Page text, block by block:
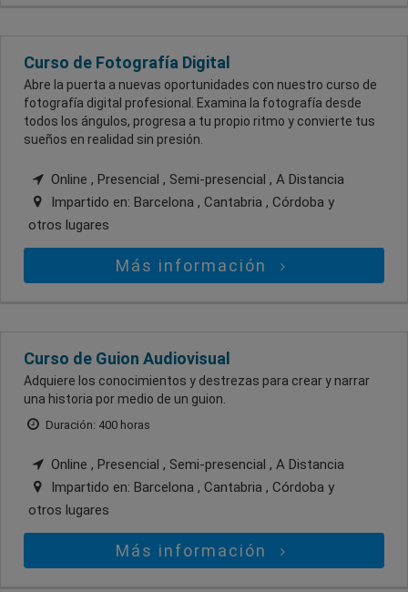
Curso de Fotografía Digital
Abre la puerta a nuevas oportunidades con nuestro curso de
fotografía digital profesional. Examina la fotografía desde
todos los ángulos, progresa a tu propio ritmo y convierte tus
sueños en realidad sin presión.
Online , Presencial , Semi-presencial , A Distancia
Impartido en: Barcelona , Cantabria , Córdoba y
otros lugares
Más información
Curso de Guion Audiovisual
Adquiere los conocimientos y destrezas para crear y narrar
una historia por medio de un guion.
Duración: 400 horas
Online , Presencial , Semi-presencial , A Distancia
Impartido en: Barcelona , Cantabria , Córdoba y
otros lugares
Más información